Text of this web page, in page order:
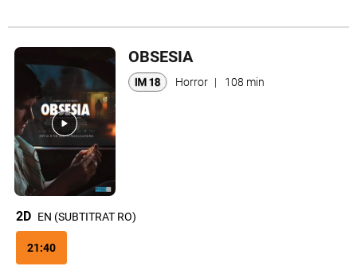
OBSESIA
Horror | 108 min
2D EN (SUBTITRAT RO)
21:40